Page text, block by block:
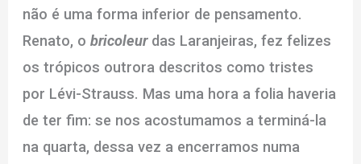
não é uma forma inferior de pensamento.
Renato, obricoleurdas Laranjeiras, fez felizes
os trópicos outrora descritos como tristes
por Lévi-Strauss. Mas uma hora a folia haveria
de ter fim: se nos acostumamos a terminá-la
na quarta, dessa vez a encerramos numa